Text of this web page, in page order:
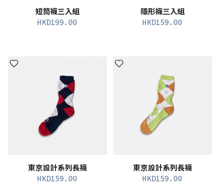
短筒襪三入組
HKD199.00
隱形襪三入組
HKD159.00
東京設計系列長襪
HKD159.00
東京設計系列長襪
HKD159.00